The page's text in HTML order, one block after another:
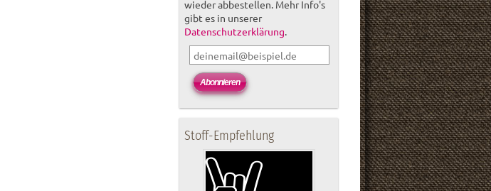
wieder abbestellen. Mehr Info's
gibt es in unserer
Datenschutzerklärung.
Stoff-Empfehlung